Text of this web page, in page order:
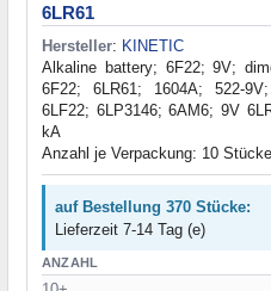
6LR61
Hersteller: KINETIC
Alkaline battery; 6F22; 9V;
6F22; 6LR61; 1604A; 522-
6LF22; 6LP3146; 6AM6; 9V
kA
Anzahl je Verpackung: 10 Stücke
auf Bestellung 370 Stücke:
Lieferzeit 7-14 Tag (e)
ANZAHL